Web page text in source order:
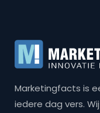
Marketingfacts is
iedere dag vers.